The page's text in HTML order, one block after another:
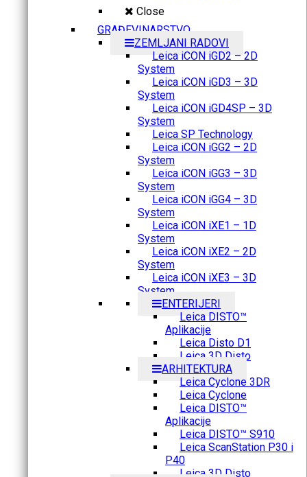
Close
GRAĐEVINARSTVO
ZEMLJANI RADOVI
Leica iCON iGD2 – 2D
System
Leica iCON iGD3 – 3D
System
Leica iCON iGD4SP – 3D
System
Leica SP Technology
Leica iCON iGG2 – 2D
System
Leica iCON iGG3 – 3D
System
Leica iCON iGG4 – 3D
System
Leica iCON iXE1 – 1D
System
Leica iCON iXE2 – 2D
System
Leica iCON iXE3 – 3D
System
ENTERIJERI
Leica DISTO™
Aplikacije
Leica Disto D1
Leica 3D Disto
ARHITEKTURA
Leica Cyclone 3DR
Leica Cyclone
Leica DISTO™
Aplikacije
Leica DISTO™ S910
Leica ScanStation P30 i
P40
Leica 3D Disto